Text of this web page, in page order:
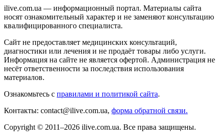
ilive.com.ua — информационный портал. Материалы сайта
носят ознакомительный характер и не заменяют консультацию
квалифицированного специалиста.
Сайт не предоставляет медицинских консультаций,
диагностики или лечения и не продаёт товары либо услуги.
Информация на сайте не является офертой. Администрация не
несёт ответственности за последствия использования
материалов.
Ознакомьтесь с правилами и политикой сайта.
Контакты: contact@ilive.com.ua, форма обратной связи.
Copyright © 2011–2026 ilive.com.ua. Все права защищены.